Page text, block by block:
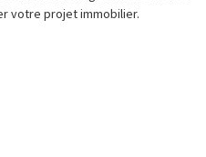
votre projet immobilier.